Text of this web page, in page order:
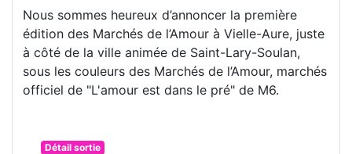
Nous sommes heureux d’annoncer la première
édition des Marchés de l’Amour à Vielle-Aure, juste
à côté de la ville animée de Saint-Lary-Soulan,
sous les couleurs des Marchés de l’Amour, marchés
officiel de "L'amour est dans le pré" de M6.
Détail sortie